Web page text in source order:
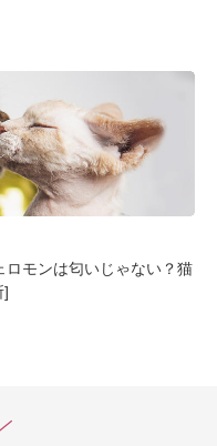
モンは匂いじゃない？猫
]